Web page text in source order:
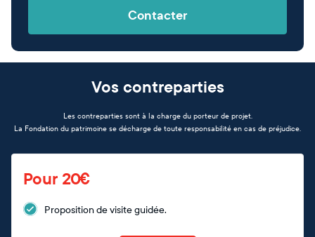
Contacter
Vos contreparties
Les contreparties sont à la charge du porteur de projet.
La Fondation du patrimoine se décharge de toute responsabilité en cas de préjudice.
Pour 20€
Proposition de visite guidée.